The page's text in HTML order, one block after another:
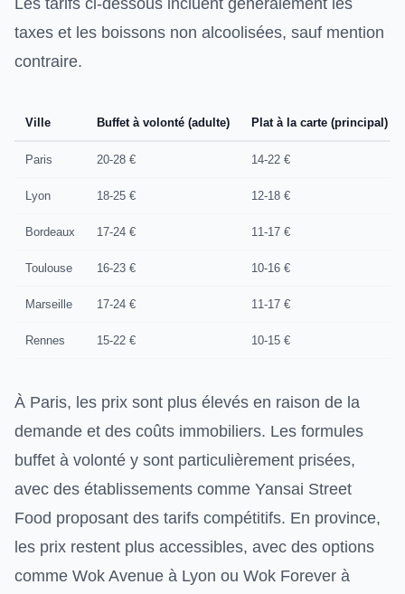
taxes et les boissons non alcoolisées, sauf mention
contraire.
Ville Buffet à volonté (adulte) Plat à la carte (principal)
Paris 20-28 € 14-22 €
Lyon 18-25 € 12-18 €
Bordeaux 17-24 € 11-17 €
Toulouse 16-23 € 10-16 €
Marseille 17-24 € 11-17 €
Rennes 15-22 € 10-15 €
À Paris, les prix sont plus élevés en raison de la
demande et des coûts immobiliers. Les formules
buffet à volonté y sont particulièrement prisées,
avec des établissements comme Yansai Street
Food proposant des tarifs compétitifs. En province,
les prix restent plus accessibles, avec des options
comme Wok Avenue à Lyon ou Wok Forever à